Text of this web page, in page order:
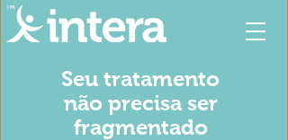
Seu tratamento
não precisa ser
fragmentado